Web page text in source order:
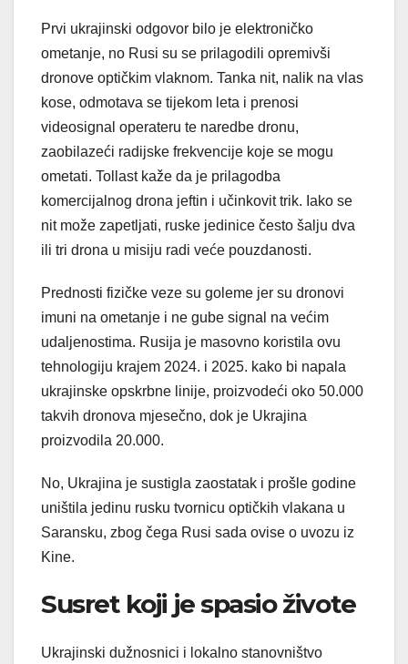
Prvi ukrajinski odgovor bilo je elektroničko
ometanje, no Rusi su se prilagodili opremivši
dronove optičkim vlaknom. Tanka nit, nalik na vlas
kose, odmotava se tijekom leta i prenosi
videosignal operateru te naredbe dronu,
zaobilazeći radijske frekvencije koje se mogu
ometati. Tollast kaže da je prilagodba
komercijalnog drona jeftin i učinkovit trik. Iako se
nit može zapetljati, ruske jedinice često šalju dva
ili tri drona u misiju radi veće pouzdanosti.
Prednosti fizičke veze su goleme jer su dronovi
imuni na ometanje i ne gube signal na većim
udaljenostima. Rusija je masovno koristila ovu
tehnologiju krajem 2024. i 2025. kako bi napala
ukrajinske opskrbne linije, proizvodeći oko 50.000
takvih dronova mjesečno, dok je Ukrajina
proizvodila 20.000.
No, Ukrajina je sustigla zaostatak i prošle godine
uništila jedinu rusku tvornicu optičkih vlakana u
Saransku, zbog čega Rusi sada ovise o uvozu iz
Kine.
Susret koji je spasio živote
Ukrajinski dužnosnici i lokalno stanovništvo